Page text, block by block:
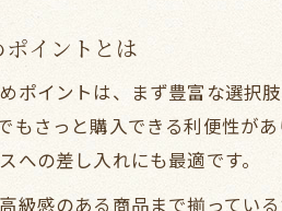
テイクアウトで
大阪でしか買え
持ち帰りで喜ば
贈り物に最適な
大阪スイーツ持
イントとは
ポイントは、まず豊富な選択
もさっと購入できる利便性が
への差し入れにも最適です。
級感のある商品まで揃ってい